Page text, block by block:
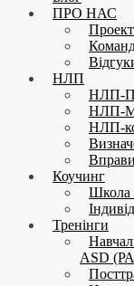
ПРО НАС
Проект
НЛП
НЛП-
НЛП-
НЛП-
Коучинг
Школа
Тренінги
ASD